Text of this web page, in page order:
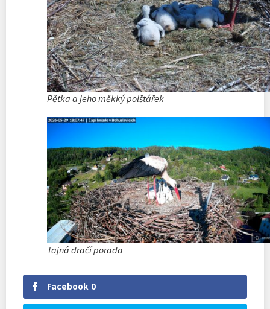
Pětka a jeho měkký polštářek
Tajná dračí porada
Facebook 0